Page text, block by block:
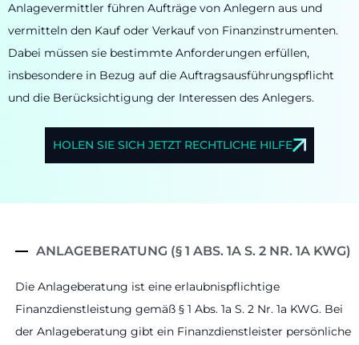
Anlagevermittler führen Aufträge von Anlegern aus und
vermitteln den Kauf oder Verkauf von Finanzinstrumenten.
Dabei müssen sie bestimmte Anforderungen erfüllen,
insbesondere in Bezug auf die Auftragsausführungspflicht
und die Berücksichtigung der Interessen des Anlegers.
HOLEN SIE SICH JETZT RECHTLICHE HILFE
ANLAGEBERATUNG (§ 1 ABS. 1A S. 2 NR. 1A KWG)
Die Anlageberatung ist eine erlaubnispflichtige
Finanzdienstleistung gemäß § 1 Abs. 1a S. 2 Nr. 1a KWG. Bei
der Anlageberatung gibt ein Finanzdienstleister persönliche